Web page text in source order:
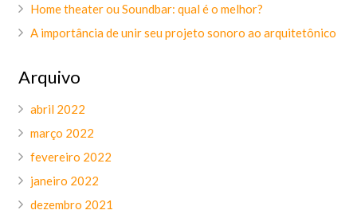
Home theater ou Soundbar: qual é o melhor?
A importância de unir seu projeto sonoro ao arquitetônico
Arquivo
abril 2022
março 2022
fevereiro 2022
janeiro 2022
dezembro 2021